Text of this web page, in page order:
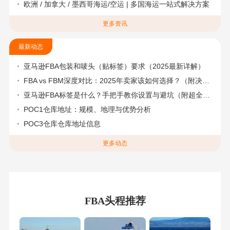
欧洲 / 加拿大 / 墨西哥海运/空运 | 多国海运一站式解决方案
更多资讯
最新动态
亚马逊FBA包装和唛头（贴标签）要求（2025最新详解）
FBA vs FBM深度对比：2025年卖家该如何选择？（附决策流程图）
亚马逊FBA标签是什么？手把手教你设置与避坑（附超全指南）
POC1仓库地址：规模、地理与优势分析
POC3仓库仓库地址信息
更多动态
FBA头程推荐